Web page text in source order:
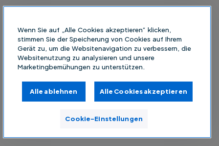
Wenn Sie auf „Alle Cookies akzeptieren“ klicken,
stimmen Sie der Speicherung von Cookies auf Ihrem
Gerät zu, um die Websitenavigation zu verbessern, die
Websitenutzung zu analysieren und unsere
Marketingbemühungen zu unterstützen.
Alle ablehnen Alle Cookies akzeptieren
Cookie-Einstellungen